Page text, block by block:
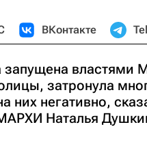
ВКонтакте
властями
затронула
них негативно,
Наталья